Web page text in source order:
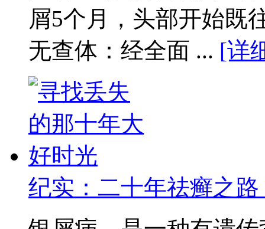
屑5个月，头部开始既
无查体：经全面 ... [详
纪实：二十年祛癣之